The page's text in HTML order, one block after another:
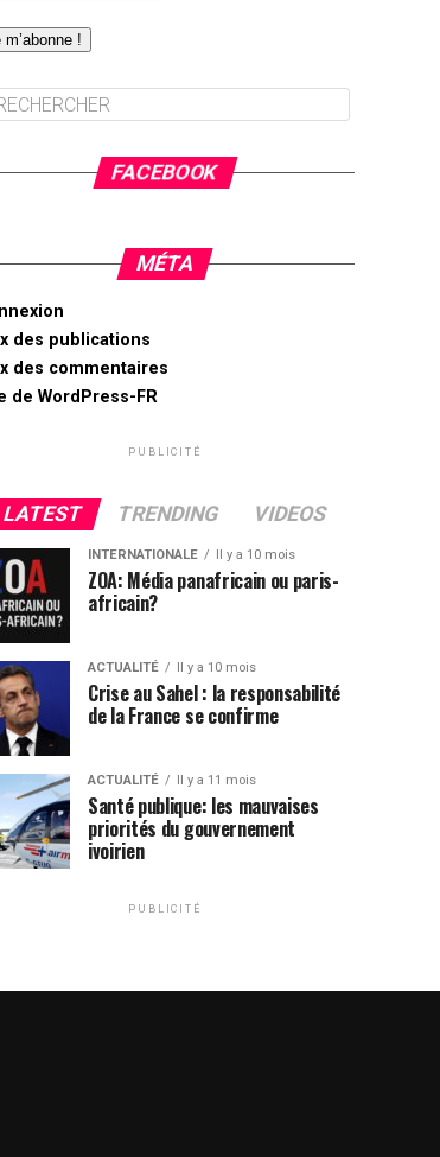
FACEBOOK
MÉTA
des publications
des commentaires
de WordPress-FR
PUBLICITÉ
LATEST TRENDING VIDEOS
INTERNATIONALE Il y a 10 mois
ZOA: Média panafricain ou paris-
africain?
ACTUALITÉ Il y a 10 mois
Crise au Sahel : la responsabilité
de la France se confirme
ACTUALITÉ Il y a 11 mois
Santé publique: les mauvaises
priorités du gouvernement
ivoirien
PUBLICITÉ